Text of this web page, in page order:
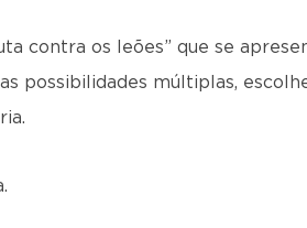
contra os leões” que se
possibilidades múltiplas,